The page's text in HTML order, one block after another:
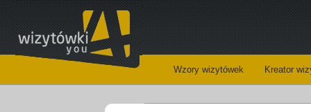
Wzory wizytówek Kreator